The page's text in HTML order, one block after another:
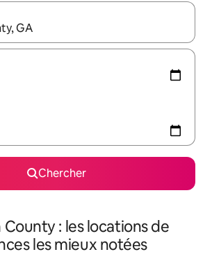
sont affichés, parcourez-les en utilisant
Chercher
: les locations de
les mieux notées